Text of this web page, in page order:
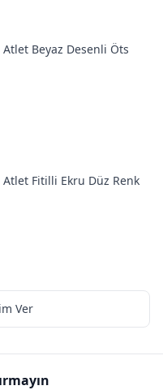
Atlet Beyaz Desenli Öts
Atlet Fitilli Ekru Düz Renk
Ver